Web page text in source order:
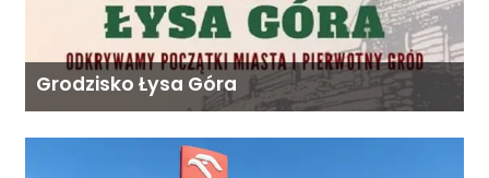
Grodzisko Łysa Góra